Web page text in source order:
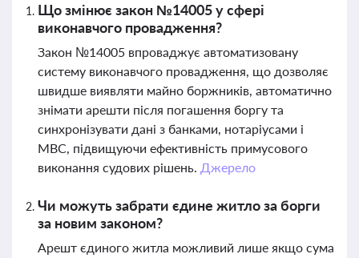
Що змінює закон №14005 у сфері
виконавчого провадження?
Закон №14005 впроваджує автоматизовану
систему виконавчого провадження, що дозволяє
швидше виявляти майно боржників, автоматично
знімати арешти після погашення боргу та
синхронізувати дані з банками, нотаріусами і
МВС, підвищуючи ефективність примусового
виконання судових рішень. Джерело
Чи можуть забрати єдине житло за борги
за новим законом?
Арешт єдиного житла можливий лише якщо сума